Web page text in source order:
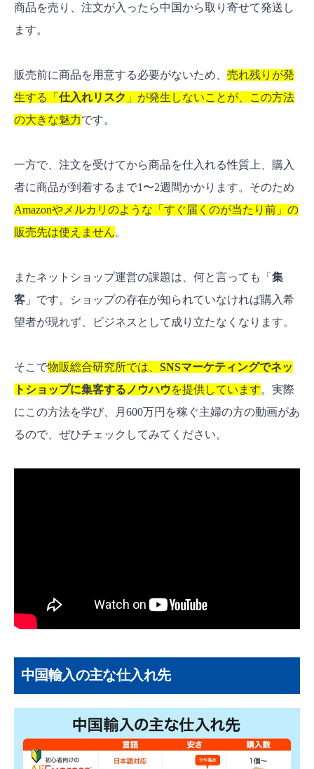
商品を売り、注文が入ったら中国から取り寄せて発送し
ます。
販売前に商品を用意する必要がないため、 売れ残りが発
生する「 仕入れリスク 」が発生しないことが、この方法
の大きな魅力です。
一方で、注文を受けてから商品を仕入れる性質上、購入
者に商品が到着するまで1〜2週間かかります。そのため
Amazonやメルカリのような「すぐ届くのが当たり前」の
販売先は使えません。
またネットショップ運営の課題は、何と言っても「 集
客 」です。ショップの存在が知られていなければ購入希
望者が現れず、ビジネスとして成り立たなくなります。
そこで物販総合研究所では、 SNSマーケティングでネッ
トショップに集客するノウハウを提供しています。実際
にこの方法を学び、月600万円を稼ぐ主婦の方の動画があ
るので、ぜひチェックしてみてください。
中国輸入の主な仕入れ先